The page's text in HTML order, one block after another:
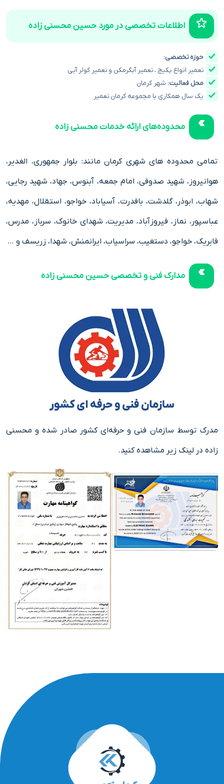
اطلاعات تخصصی در مورد حسین محسنی زاده
حوزه تخصصی:
تعمیر انواع پکیج ، تعمیر آبگرمکن و تعمیر کولر آبی
محل فعالیت: شهر کرمان
یک سال همکاری با مجموعه کرمان تعمیر
محدوده‌های ارائه خدمات محسنی زاده
تمامی محدوده های شهری کرمان مانند: بلوار جمهوری، الغدیر،
هوانیروز، شهید صدوقی، امام جمعه، آبنوس، جهاد، شهید رجایی،
شهاب، ابوذر، گلدشت، باقدرت، آسیاباد، خواجو، استقلال، مهدیه،
عباسپور، نماز، فیروزآباد، مدیریت، شهدای خانوک، سرباز، مدرس،
فابریک، خواجو، دستغیب، سراسیاب، ایرانمنش، شهدا، زریسف و …
مدارک فنی و تخصصی حسین محسنی زاده
مدرک توسط سازمان فنی و حرفه‌ای کشور صادر شده و محسنی
زاده در لینک زیر مشاهده کنید.